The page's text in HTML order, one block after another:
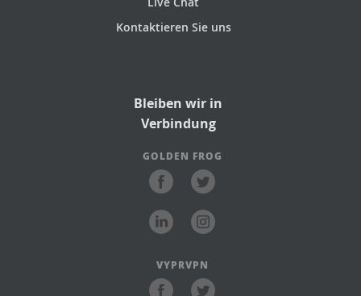
Kontaktieren Sie uns
Bleiben wir in
Verbindung
GOLDEN FROG
VYPRVPN